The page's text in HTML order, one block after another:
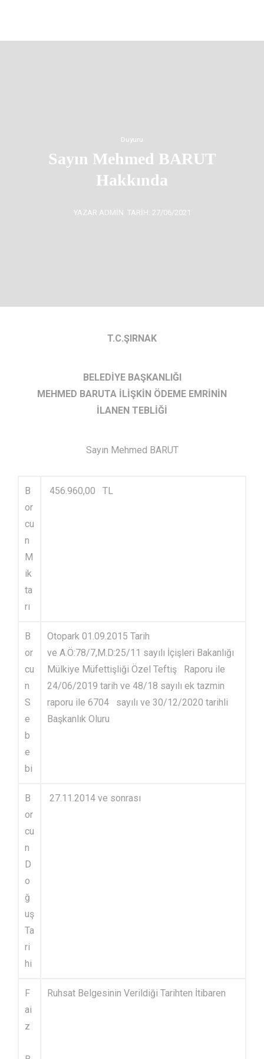
Duyuru
Sayın Mehmed BARUT
Hakkında
YAZAR ADMIN TARIH: 27/06/2021
T.C.ŞIRNAK
BELEDİYE BAŞKANLIĞI
MEHMED BARUTA İLİŞKİN ÖDEME EMRİNİN
İLANEN TEBLİĞİ
Sayın Mehmed BARUT
B
or
cu
n
M
ik
ta
rı
456.960,00 TL
B
or
cu
n
S
e
b
e
bi
Otopark 01.09.2015 Tarih
ve A.Ö:78/7,M.D:25/11 sayılı İçişleri Bakanlığı
Mülkiye Müfettişliği Özel Teftiş Raporu ile
24/06/2019 tarih ve 48/18 sayılı ek tazmin
raporu ile 6704 sayılı ve 30/12/2020 tarihli
Başkanlık Oluru
B
or
cu
n
D
o
ğ
uş
Ta
ri
hi
27.11.2014 ve sonrası
F
ai
z
Ruhsat Belgesinin Verildiği Tarihten İtibaren